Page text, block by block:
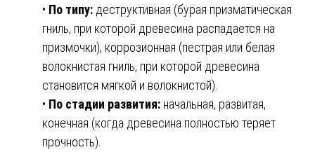
• По типу: деструктивная (бурая призматическая
гниль, при которой древесина распадается на
призмочки), коррозионная (пестрая или белая
волокнистая гниль, при которой древесина
становится мягкой и волокнистой).
• По стадии развития: начальная, развитая,
конечная (когда древесина полностью теряет
прочность).